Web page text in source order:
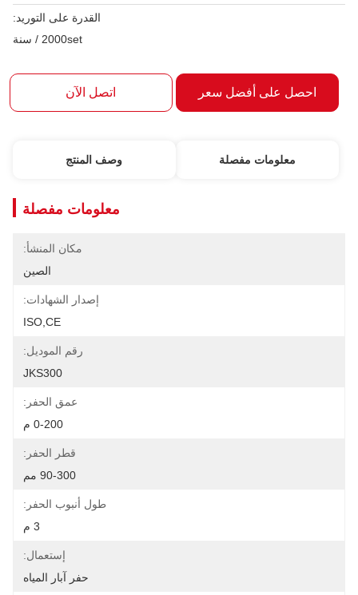
القدرة على التوريد:
2000set / سنة
احصل على أفضل سعر اتصل الآن
معلومات مفصلة وصف المنتج
معلومات مفصلة
مكان المنشأ:
الصين
إصدار الشهادات:
ISO,CE
رقم الموديل:
JKS300
عمق الحفر:
0-200 م
قطر الحفر:
90-300 مم
طول أنبوب الحفر:
إستعمال:
حفر آبار المياه